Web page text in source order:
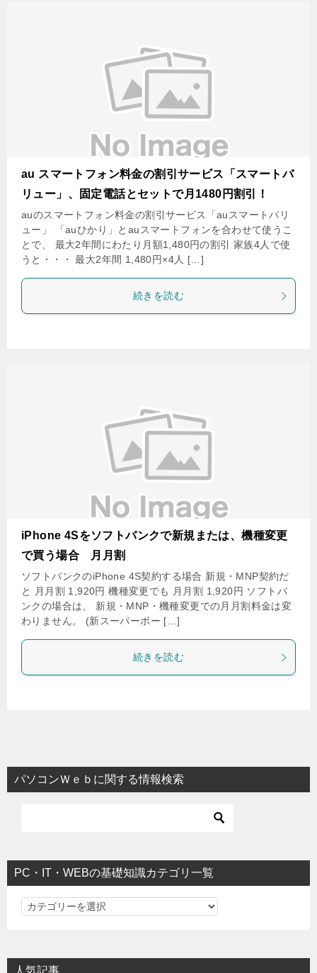
au スマートフォン料金の割引サービス「スマートバ
リュー」、固定電話とセットで月1480円割引！
auのスマートフォン料金の割引サービス「auスマートバリ
ュー」 「auひかり」とauスマートフォンを合わせて使うこ
とで、 最大2年間にわたり月額1,480円の割引 家族4人で使
うと・・・ 最大2年間 1,480円×4人 […]
続きを読む
iPhone 4Sをソフトバンクで新規または、機種変更
で買う場合 月月割
ソフトバンクのiPhone 4S契約する場合 新規・MNP契約だ
と 月月割 1,920円 機種変更でも 月月割 1,920円 ソフトバ
ンクの場合は、 新規・MNP・機種変更での月月割料金は変
わりません。 (新スーパーボー […]
続きを読む
パソコンＷｅｂに関する情報検索
PC・IT・WEBの基礎知識カテゴリ一覧
PC・IT・WEBの基礎知識カテゴリ一覧
人気記事